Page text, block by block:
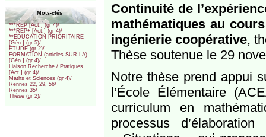
Mots-clés
***REP [Act.] (gr 4)/
***REP+ [Act.] (gr 4)/
**EDUCATION PRIORITAIRE
[Gén.] (gr 5)/
ETUDE (gr 2)/
FORMATION (articles SUR LA)
[Gén.] (gr 4)/
Liaison Recherche / Pratiques
[Act.] (gr 4)/
Maths et Sciences (gr 4)/
Rennes 22, 29, 56/
Rennes 35/
Thèse (gr 2)/
Continuité de
mathématiques au
ingénierie coopérative,
Thèse soutenue le 29
Notre thèse prend appui
l’École Élémentaire
curriculum en
processus